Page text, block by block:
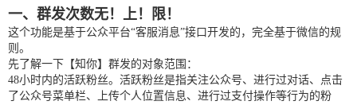
一、群发次数无！上！限！
这个功能是基于公众平台“客服消息”接口开发的，完全基于微信的规
则。
先了解一下【知你】群发的对象范围：
48小时内的活跃粉丝。活跃粉丝是指关注公众号、进行过对话、点击
了公众号菜单栏、上传个人位置信息、进行过支付操作等行为的粉